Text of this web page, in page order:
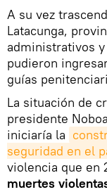
A su vez
Latacunga,
administrativos
pudieron
guías
La situación de
presidente
iniciaría la
seguridad en el
violencia que en
muertes